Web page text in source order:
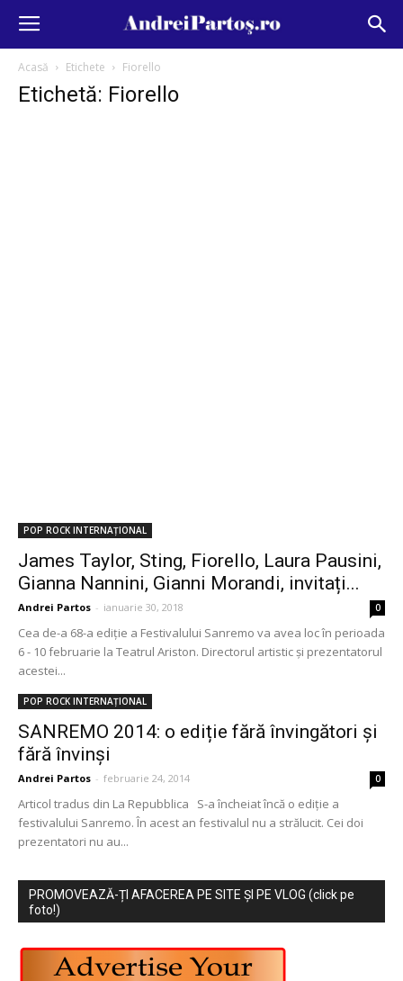
Acasă Etichete Fiorello
Etichetă: Fiorello
POP ROCK INTERNAȚIONAL
James Taylor, Sting, Fiorello, Laura Pausini,
Gianna Nannini, Gianni Morandi, invitați...
Andrei Partos - ianuarie 30, 2018 0
Cea de-a 68-a ediție a Festivalului Sanremo va avea loc în perioada
6 - 10 februarie la Teatrul Ariston. Directorul artistic și prezentatorul
acestei...
POP ROCK INTERNAȚIONAL
SANREMO 2014: o ediție fără învingători și
fără învinși
Andrei Partos - februarie 24, 2014 0
Articol tradus din La Repubblica S-a încheiat încă o ediție a
festivalului Sanremo. În acest an festivalul nu a strălucit. Cei doi
prezentatori nu au...
PROMOVEAZĂ-ȚI AFACEREA PE SITE ȘI PE VLOG (click pe
foto!)